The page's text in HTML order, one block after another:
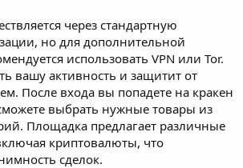
через стандартную
но для дополнительной
использовать VPN или Tor.
вашу активность и защитит от
После входа вы попадете на кракен
выбрать нужные товары из
Площадка предлагает различные
криптовалюты, что
сделок.